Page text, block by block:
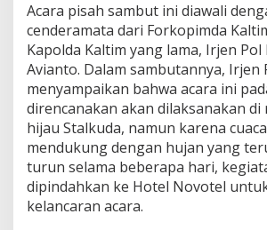
Acara pisah sambut ini diawali
cenderamata dari Forkopimda
Kapolda Kaltim yang lama, Irjen
Avianto. Dalam sambutannya, Irjen
menyampaikan bahwa acara ini
direncanakan akan dilaksanakan
hijau Stalkuda, namun karena
mendukung dengan hujan yang
turun selama beberapa hari,
dipindahkan ke Hotel Novotel
kelancaran acara.